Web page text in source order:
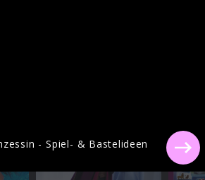
- Spiel- & Bastelideen